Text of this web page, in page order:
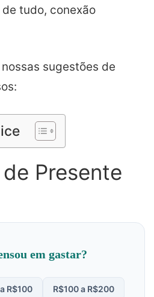
tudo, conexão
sugestões de
Presente
em gastar?
R$100 R$100 a R$200